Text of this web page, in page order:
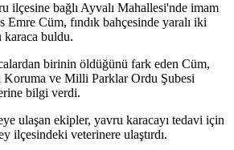
ilçesine bağlı Ayvalı Mahallesi'nde imam
Emre Cüm, fındık bahçesinde yaralı iki
karaca buldu.
birinin öldüğünü fark eden Cüm,
Koruma ve Milli Parklar Ordu Şubesi
bilgi verdi.
ulaşan ekipler, yavru karacayı tedavi için
ilçesindeki veterinere ulaştırdı.